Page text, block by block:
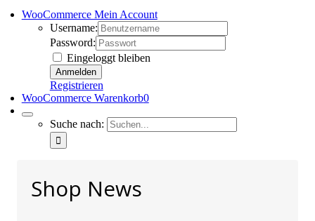
WooCommerce Mein Account
Username:
Password:
Eingeloggt bleiben
Registrieren
WooCommerce Warenkorb0
Suche nach:
Shop News